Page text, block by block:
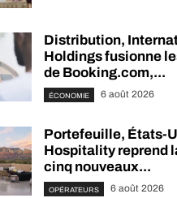
Distribution,
Holdings fusionne
de Booking.com,...
ÉCONOMIE 6 août 2026
Portefeuille, États-
Hospitality reprend
cinq nouveaux...
OPÉRATEURS 6 août 2026